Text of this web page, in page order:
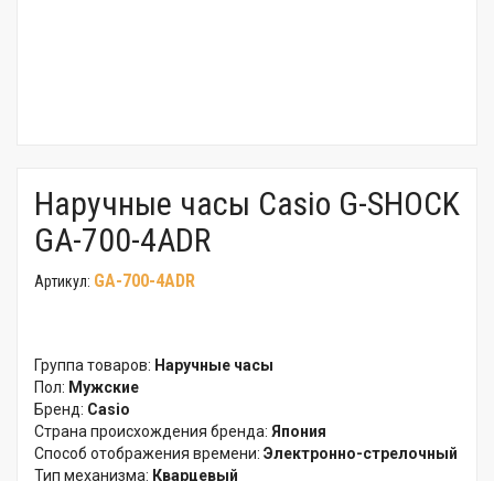
Наручные часы Casio G-SHOCK
GA-700-4ADR
Артикул: GA-700-4ADR
Группа товаров: Наручные часы
Пол: Мужские
Бренд: Casio
Страна происхождения бренда: Япония
Способ отображения времени: Электронно-стрелочный
Тип механизма: Кварцевый